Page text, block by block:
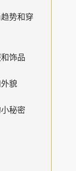
势和穿
饰品
貌
秘密